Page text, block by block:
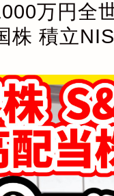
万円全
株 積立